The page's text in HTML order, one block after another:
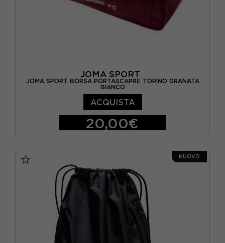
JOMA SPORT
JOMA SPORT BORSA PORTASCAPRE TORINO GRANATA
BIANCO
ACQUISTA
20,00€
NUOVO